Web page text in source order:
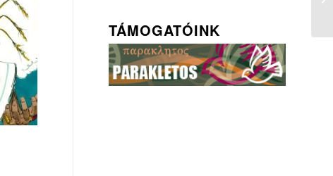
TÁMOGATÓINK